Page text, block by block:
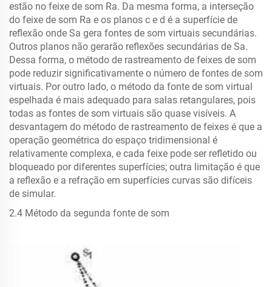
estão no feixe de som Ra. Da mesma forma, a interseção
do feixe de som Ra e os planos c e d é a superfície de
reflexão onde Sa gera fontes de som virtuais secundárias.
Outros planos não gerarão reflexões secundárias de Sa.
Dessa forma, o método de rastreamento de feixes de som
pode reduzir significativamente o número de fontes de som
virtuais. Por outro lado, o método da fonte de som virtual
espelhada é mais adequado para salas retangulares, pois
todas as fontes de som virtuais são quase visíveis. A
desvantagem do método de rastreamento de feixes é que a
operação geométrica do espaço tridimensional é
relativamente complexa, e cada feixe pode ser refletido ou
bloqueado por diferentes superfícies; outra limitação é que
a reflexão e a refração em superfícies curvas são difíceis
de simular.
2.4 Método da segunda fonte de som